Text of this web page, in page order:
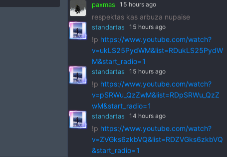
paxmas 15 hours ago
respektas kas arbuza nupaise
standartas 15 hours ago
!p https://www.youtube.com/watch?
v=ukLS25PydWM&list=RDukLS25PydW
M&start_radio=1
standartas 15 hours ago
!p https://www.youtube.com/watch?
v=pSRWu_QzZwM&list=RDpSRWu_QzZ
wM&start_radio=1
standartas 14 hours ago
!p https://www.youtube.com/watch?
v=ZVGks6zkbVQ&list=RDZVGks6zkbVQ
&start_radio=1